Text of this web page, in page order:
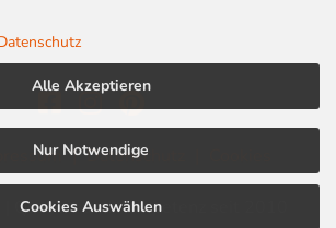
Alle Akzeptieren
Nur Notwendige
Cookies Auswählen
| Datenschutz
| Qualität und Kompetenz seit 2010